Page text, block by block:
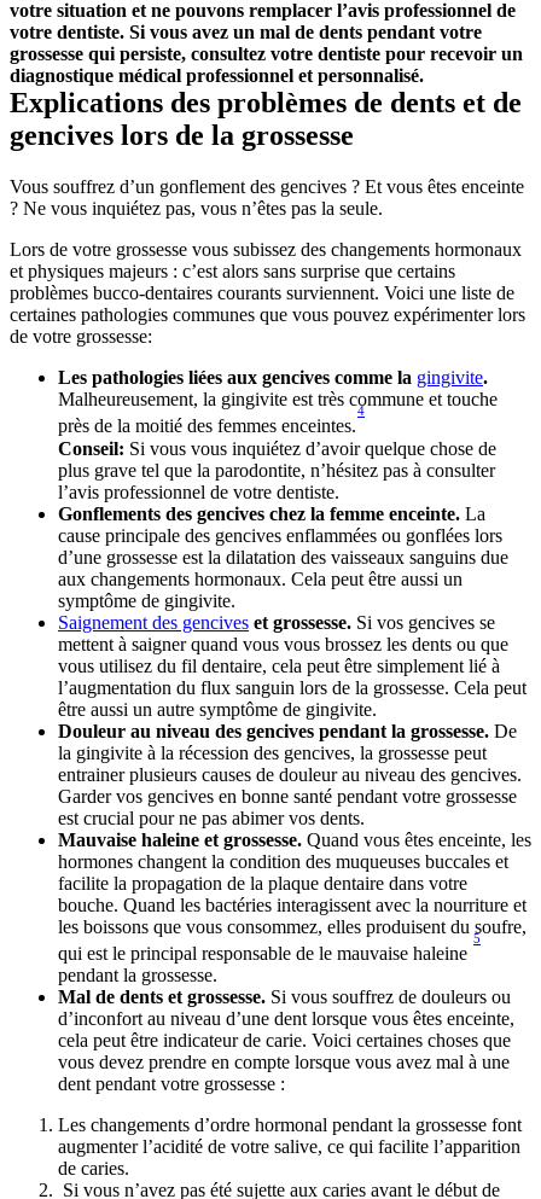
votre situation et ne pouvons remplacer l’avis professionnel de
votre dentiste. Si vous avez un mal de dents pendant votre
grossesse qui persiste, consultez votre dentiste pour recevoir un
diagnostique médical professionnel et personnalisé.
Explications des problèmes de dents et de
gencives lors de la grossesse
Vous souffrez d’un gonflement des gencives ? Et vous êtes enceinte
? Ne vous inquiétez pas, vous n’êtes pas la seule.
Lors de votre grossesse vous subissez des changements hormonaux
et physiques majeurs : c’est alors sans surprise que certains
problèmes bucco-dentaires courants surviennent. Voici une liste de
certaines pathologies communes que vous pouvez expérimenter lors
de votre grossesse:
Les pathologies liées aux gencives comme la gingivite.
Malheureusement, la gingivite est très commune et touche
près de la moitié des femmes enceintes.
4
Conseil: Si vous vous inquiétez d’avoir quelque chose de
plus grave tel que la parodontite, n’hésitez pas à consulter
l’avis professionnel de votre dentiste.
Gonflements des gencives chez la femme enceinte. La
cause principale des gencives enflammées ou gonflées lors
d’une grossesse est la dilatation des vaisseaux sanguins due
aux changements hormonaux. Cela peut être aussi un
symptôme de gingivite.
Saignement des gencives et grossesse. Si vos gencives se
mettent à saigner quand vous vous brossez les dents ou que
vous utilisez du fil dentaire, cela peut être simplement lié à
l’augmentation du flux sanguin lors de la grossesse. Cela peut
être aussi un autre symptôme de gingivite.
Douleur au niveau des gencives pendant la grossesse. De
la gingivite à la récession des gencives, la grossesse peut
entrainer plusieurs causes de douleur au niveau des gencives.
Garder vos gencives en bonne santé pendant votre grossesse
est crucial pour ne pas abimer vos dents.
Mauvaise haleine et grossesse. Quand vous êtes enceinte, les
hormones changent la condition des muqueuses buccales et
facilite la propagation de la plaque dentaire dans votre
bouche. Quand les bactéries interagissent avec la nourriture et
les boissons que vous consommez, elles produisent du soufre,
qui est le principal responsable de le mauvaise haleine
5
pendant la grossesse.
Mal de dents et grossesse. Si vous souffrez de douleurs ou
d’inconfort au niveau d’une dent lorsque vous êtes enceinte,
cela peut être indicateur de carie. Voici certaines choses que
vous devez prendre en compte lorsque vous avez mal à une
dent pendant votre grossesse :
Les changements d’ordre hormonal pendant la grossesse font
augmenter l’acidité de votre salive, ce qui facilite l’apparition
de caries.